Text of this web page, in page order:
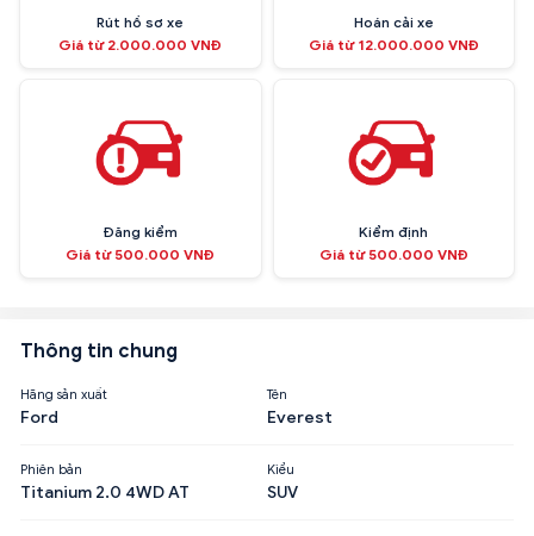
Rút hồ sơ xe
Giá từ 2.000.000 VNĐ
Hoán cải xe
Giá từ 12.000.000 VNĐ
Đăng kiểm
Giá từ 500.000 VNĐ
Kiểm định
Giá từ 500.000 VNĐ
Thông tin chung
Hãng sản xuất
Ford
Tên
Everest
Phiên bản
Titanium 2.0 4WD AT
Kiểu
SUV